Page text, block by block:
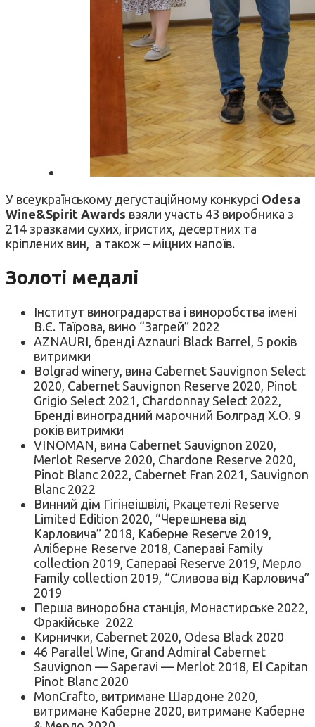
У всеукраїнському дегустаційному конкурсі Odesa
Wine&Spirit Awards взяли участь 43 виробника з
214 зразками сухих, ігристих, десертних та
кріплених вин, а також – міцних напоїв.
Золоті медалі
Інститут виноградарства і виноробства імені
В.Є. Таїрова, вино “Загрей” 2022
AZNAURI, бренді Aznauri Black Barrel, 5 років
витримки
Bolgrad winery, вина Cabernet Sauvignon Select
2020, Cabernet Sauvignon Reserve 2020, Pinot
Grigio Select 2021, Chardonnay Select 2022,
Бренді виноградний марочний Болград Х.О. 9
років витримки
VINOMAN, вина Cabernet Sauvignon 2020,
Merlot Reserve 2020, Chardone Reserve 2020,
Pinot Blanc 2022, Cabernet Fran 2021, Sauvignon
Blanc 2022
Винний дім Гігінеішвілі, Ркацетелі Reserve
Limited Edition 2020, “Черешнева від
Карловича” 2018, Каберне Reserve 2019,
Аліберне Reserve 2018, Сапераві Family
collection 2019, Сапераві Reserve 2019, Мерло
Family collection 2019, “Сливова від Карловича”
2019
Перша виноробна станція, Монастирське 2022,
Фракійське 2022
Кирнички, Cabernet 2020, Odesa Black 2020
46 Parallel Wine, Grand Admiral Cabernet
Sauvignon — Saperavi — Merlot 2018, El Capitan
Pinot Blanc 2020
MonCrafto, витримане Шардоне 2020,
витримане Каберне 2020, витримане Каберне